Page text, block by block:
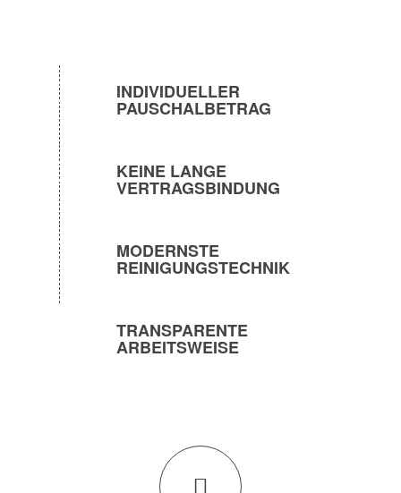
INDIVIDUELLER
PAUSCHALBETRAG
KEINE LANGE
VERTRAGSBINDUNG
MODERNSTE
REINIGUNGSTECHNIK
TRANSPARENTE
ARBEITSWEISE